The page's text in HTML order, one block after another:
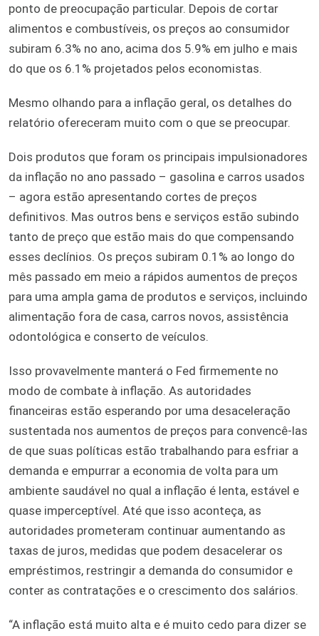
ponto de preocupação particular. Depois de cortar
alimentos e combustíveis, os preços ao consumidor
subiram 6.3% no ano, acima dos 5.9% em julho e mais
do que os 6.1% projetados pelos economistas.
Mesmo olhando para a inflação geral, os detalhes do
relatório ofereceram muito com o que se preocupar.
Dois produtos que foram os principais impulsionadores
da inflação no ano passado – gasolina e carros usados ​​
– agora estão apresentando cortes de preços
definitivos. Mas outros bens e serviços estão subindo
tanto de preço que estão mais do que compensando
esses declínios. Os preços subiram 0.1% ao longo do
mês passado em meio a rápidos aumentos de preços
para uma ampla gama de produtos e serviços, incluindo
alimentação fora de casa, carros novos, assistência
odontológica e conserto de veículos.
Isso provavelmente manterá o Fed firmemente no
modo de combate à inflação. As autoridades
financeiras estão esperando por uma desaceleração
sustentada nos aumentos de preços para convencê-las
de que suas políticas estão trabalhando para esfriar a
demanda e empurrar a economia de volta para um
ambiente saudável no qual a inflação é lenta, estável e
quase imperceptível. Até que isso aconteça, as
autoridades prometeram continuar aumentando as
taxas de juros, medidas que podem desacelerar os
empréstimos, restringir a demanda do consumidor e
conter as contratações e o crescimento dos salários.
“A inflação está muito alta e é muito cedo para dizer se